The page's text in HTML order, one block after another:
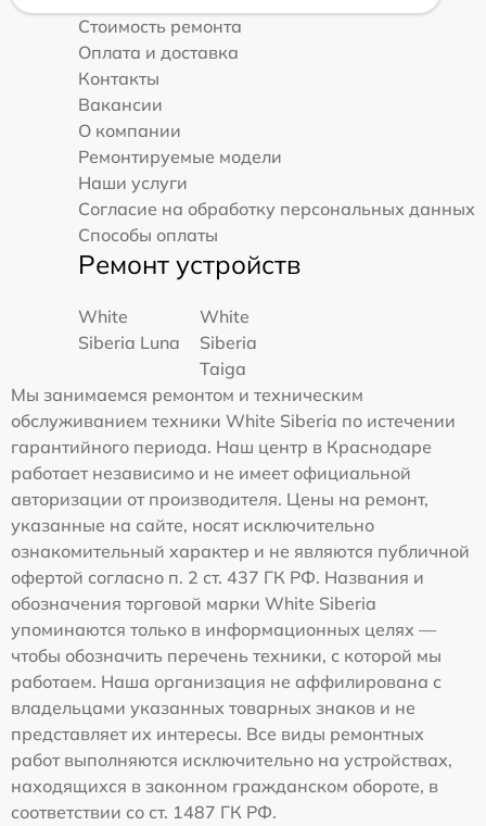
Стоимость ремонта
Оплата и доставка
Контакты
Вакансии
О компании
Ремонтируемые модели
Наши услуги
Согласие на обработку персональных данных
Способы оплаты
Ремонт устройств
White
Siberia Luna
White
Siberia
Taiga
Мы занимаемся ремонтом и техническим
обслуживанием техники White Siberia по истечении
гарантийного периода. Наш центр в Краснодаре
работает независимо и не имеет официальной
авторизации от производителя. Цены на ремонт,
указанные на сайте, носят исключительно
ознакомительный характер и не являются публичной
офертой согласно п. 2 ст. 437 ГК РФ. Названия и
обозначения торговой марки White Siberia
упоминаются только в информационных целях —
чтобы обозначить перечень техники, с которой мы
работаем. Наша организация не аффилирована с
владельцами указанных товарных знаков и не
представляет их интересы. Все виды ремонтных
работ выполняются исключительно на устройствах,
находящихся в законном гражданском обороте, в
соответствии со ст. 1487 ГК РФ.